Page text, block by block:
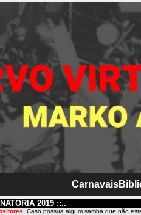
Carnavais
2019 ::..
: Caso possua algum samba que não